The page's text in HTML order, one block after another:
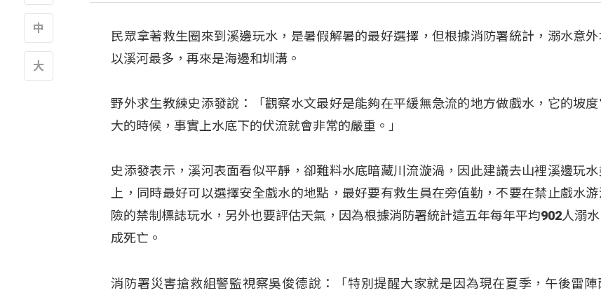
民眾拿著救生圈來到溪邊玩水，是暑假解暑的最好選擇，但根據消防署統計，溺水意
以溪河最多，再來是海邊和圳溝。
野外求生教練史添發說：「觀察水文最好是能夠在平緩無急流的地方做戲水，它的坡
大的時候，事實上水底下的伏流就會非常的嚴重。」
史添發表示，溪河表面看似平靜，卻難料水底暗藏川流漩渦，因此建議去山裡溪邊玩
上，同時最好可以選擇安全戲水的地點，最好要有救生員在旁值勤，不要在禁止戲水
險的禁制標誌玩水，另外也要評估天氣，因為根據消防署統計這五年每年平均902人溺
成死亡。
消防署災害搶救組警監視察吳俊德說：「特別提醒大家就是因為現在夏季，午後雷陣